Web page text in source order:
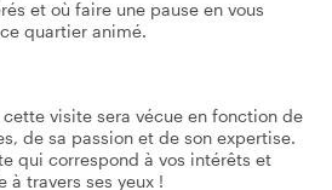
et où faire une pause en vous
quartier animé.
visite sera vécue en fonction de
de sa passion et de son expertise.
qui correspond à vos intérêts et
à travers ses yeux !